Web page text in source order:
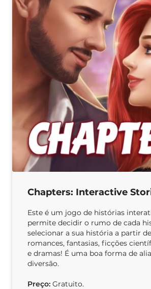
Chapters: Interactive
Este é um jogo de histórias
permite decidir o rumo de cada
selecionar a sua história a partir
romances, fantasias, ficções
e dramas! É uma boa forma de
diversão.
Preço: Gratuito.